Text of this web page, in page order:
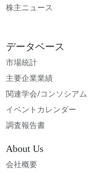
株主ニュース
データベース
市場統計
主要企業業績
関連学会/コンソシアム
イベントカレンダー
調査報告書
About Us
会社概要